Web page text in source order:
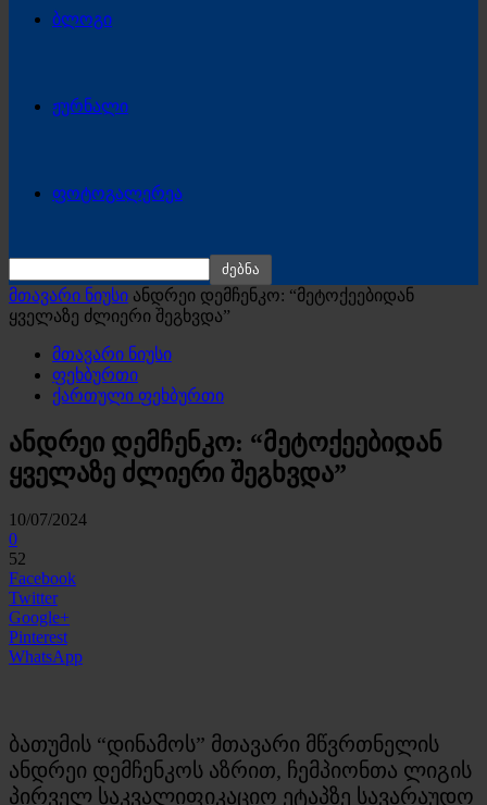
ბლოგი
ჟურნალი
ფოტოგალერეა
მთავარი ნიუსი ანდრეი დემჩენკო: “მეტოქეებიდან
ყველაზე ძლიერი შეგხვდა”
მთავარი ნიუსი
ფეხბურთი
ქართული ფეხბურთი
ანდრეი დემჩენკო: “მეტოქეებიდან
ყველაზე ძლიერი შეგხვდა”
10/07/2024
0
52
Facebook
Twitter
Google+
Pinterest
WhatsApp
ბათუმის “დინამოს” მთავარი მწვრთნელის
ანდრეი დემჩენკოს აზრით, ჩემპიონთა ლიგის
პირველ საკვალიფიკაციო ეტაპზე სავარაუდო